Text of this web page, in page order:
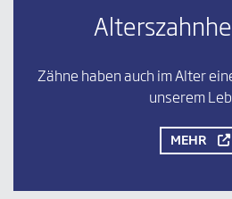
Zähne haben auch im Alter
unserem
MEHR